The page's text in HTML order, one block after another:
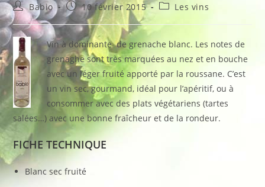
Auteur/autrice
de
la
publication :
Babio
Publication
publiée :
10 février 2015
PostLes vins
Vin à dominante de grenache blanc. Les notes de
grenaghe sont très marquées au nez et en bouche
avec un léger fruité apporté par la roussane. C’est
un vin sec, gourmand, idéal pour l’apéritif, ou à
consommer avec des plats végétariens (tartes
salées…) avec une bonne fraîcheur et de la rondeur.
FICHE TECHNIQUE
Blanc sec fruité